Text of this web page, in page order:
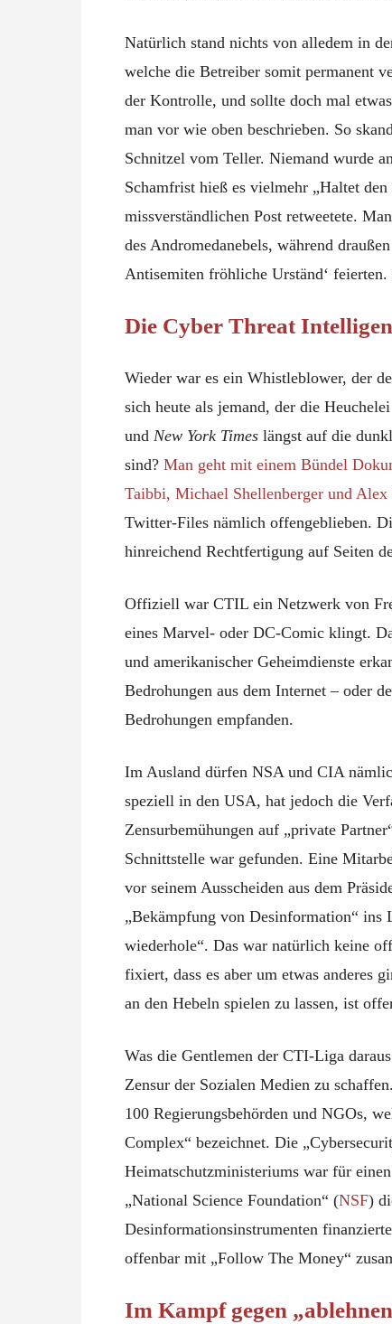
Natürlich stand nichts von alledem in
welche die Betreiber somit permanent
der Kontrolle, und sollte doch mal
man vor wie oben beschrieben. So
Schnitzel vom Teller. Niemand wurde
Schamfrist hieß es vielmehr „Haltet
missverständlichen Post retweetete.
des Andromedanebels, während
Antisemiten fröhliche Urständ‘
Die Cyber Threat
Wieder war es ein Whistleblower, der
sich heute als jemand, der die
und New York Times längst auf die
sind? Man geht mit einem Bündel
Taibbi, Michael Shellenberger und Alex
Twitter-Files nämlich offengeblieben.
hinreichend Rechtfertigung auf Seiten
Offiziell war CTIL ein Netzwerk von
eines Marvel- oder DC-Comic klingt.
und amerikanischer Geheimdienste
Bedrohungen aus dem Internet – oder
Bedrohungen empfanden.
Im Ausland dürfen NSA und CIA
speziell in den USA, hat jedoch die
Zensurbemühungen auf „private
Schnittstelle war gefunden. Eine
vor seinem Ausscheiden aus dem
„Bekämpfung von Desinformation“ ins
wiederhole“. Das war natürlich keine
fixiert, dass es aber um etwas anderes
an den Hebeln spielen zu lassen, ist
Was die Gentlemen der CTI-Liga
Zensur der Sozialen Medien zu
100 Regierungsbehörden und NGOs,
Complex“ bezeichnet. Die
Heimatschutzministeriums war für
„National Science Foundation“ (NSF)
Desinformationsinstrumenten
offenbar mit „Follow The Money“
Im Kampf gegen